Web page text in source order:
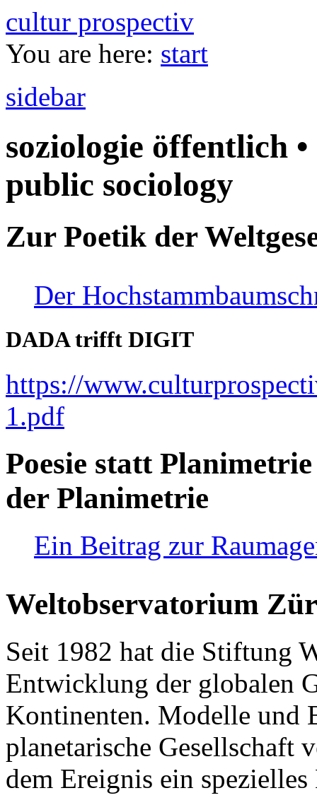
cultur prospectiv
You are here: start
sidebar
soziologie öffentlich
public sociology
Zur Poetik der
Der
DADA trifft DIGIT
https://
1.pdf
Poesie statt
der Planimetrie
Ein Beitrag zur
Weltobservatorium
Seit 1982 hat die Stiftung
Entwicklung der globalen
Kontinenten. Modelle und
planetarische Gesellschaft
dem Ereignis ein